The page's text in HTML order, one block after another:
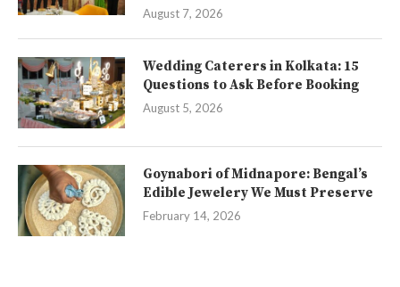
August 7, 2026
Wedding Caterers in Kolkata: 15
Questions to Ask Before Booking
August 5, 2026
Goynabori of Midnapore: Bengal’s
Edible Jewelery We Must Preserve
February 14, 2026